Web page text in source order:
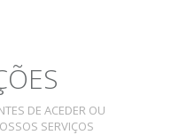
DE ACEDER OU
SERVIÇOS